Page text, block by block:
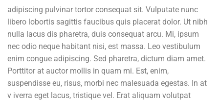
adipiscing pulvinar tortor consequat sit. Vulputate nunc
libero lobortis sagittis faucibus quis placerat dolor. Ut nibh
nulla lacus dis pharetra, duis consequat arcu. Mi, ipsum
nec odio neque habitant nisi, est massa. Leo vestibulum
enim congue adipiscing. Sed pharetra, dictum diam amet.
Porttitor at auctor mollis in quam mi. Est, enim,
suspendisse eu, risus, morbi nec malesuada egestas. In at
v iverra eget lacus, tristique vel. Erat aliquam volutpat